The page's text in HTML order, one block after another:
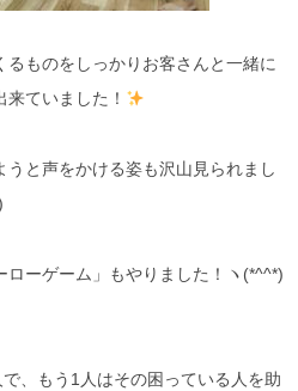
ものをしっかりお客さんと一緒に
ていました！
と声をかける姿も沢山見られまし
ローゲーム」もやりました！ヽ(*^^*)
、もう1人はその困っている人を助